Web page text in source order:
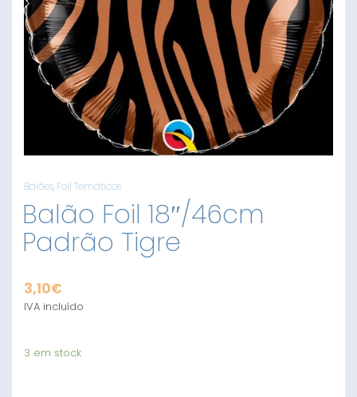
Balões, Foil Temáticos
Balão Foil 18″/46cm
Padrão Tigre
3,10€
IVA incluído
3 em stock